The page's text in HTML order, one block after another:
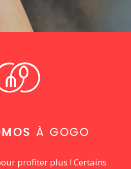
À GOGO
profiter plus ! Certains